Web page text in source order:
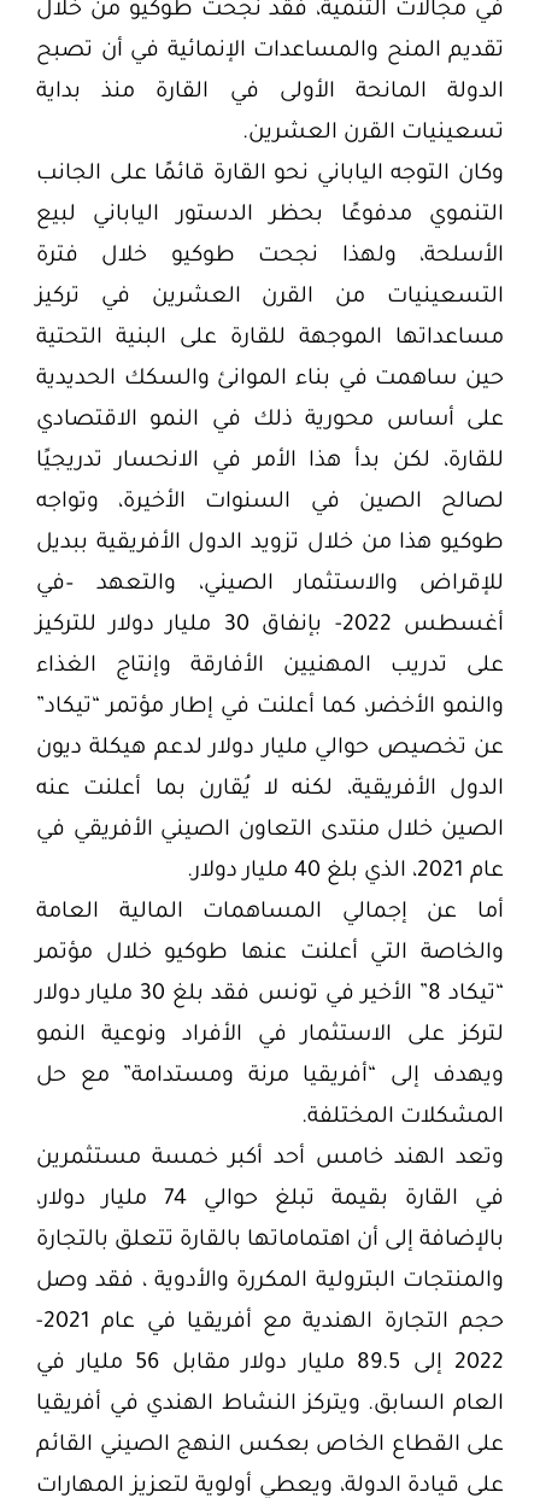
في مجالات التنمية، فقد نجحت طوكيو من خلال
تقديم المنح والمساعدات الإنمائية في أن تصبح
الدولة المانحة الأولى في القارة منذ بداية
تسعينيات القرن العشرين.
وكان التوجه الياباني نحو القارة قائمًا على الجانب
التنموي مدفوعًا بحظر الدستور الياباني لبيع
الأسلحة، ولهذا نجحت طوكيو خلال فترة
التسعينيات من القرن العشرين في تركيز
مساعداتها الموجهة للقارة على البنية التحتية
حين ساهمت في بناء الموانئ والسكك الحديدية
على أساس محورية ذلك في النمو الاقتصادي
للقارة، لكن بدأ هذا الأمر في الانحسار تدريجيًا
لصالح الصين في السنوات الأخيرة، وتواجه
طوكيو هذا من خلال تزويد الدول الأفريقية ببديل
للإقراض والاستثمار الصيني، والتعهد –في
أغسطس 2022- بإنفاق 30 مليار دولار للتركيز
على تدريب المهنيين الأفارقة وإنتاج الغذاء
والنمو الأخضر، كما أعلنت في إطار مؤتمر “تيكاد”
عن تخصيص حوالي مليار دولار لدعم هيكلة ديون
الدول الأفريقية، لكنه لا يُقارن بما أعلنت عنه
الصين خلال منتدى التعاون الصيني الأفريقي في
عام 2021، الذي بلغ 40 مليار دولار.
أما عن إجمالي المساهمات المالية العامة
والخاصة التي أعلنت عنها طوكيو خلال مؤتمر
“تيكاد 8” الأخير في تونس فقد بلغ 30 مليار دولار
لتركز على الاستثمار في الأفراد ونوعية النمو
ويهدف إلى “أفريقيا مرنة ومستدامة” مع حل
المشكلات المختلفة.
وتعد الهند خامس أحد أكبر خمسة مستثمرين
في القارة بقيمة تبلغ حوالي 74 مليار دولار،
بالإضافة إلى أن اهتماماتها بالقارة تتعلق بالتجارة
والمنتجات البترولية المكررة والأدوية ، فقد وصل
حجم التجارة الهندية مع أفريقيا في عام 2021-
2022 إلى 89.5 مليار دولار مقابل 56 مليار في
العام السابق. ويتركز النشاط الهندي في أفريقيا
على القطاع الخاص بعكس النهج الصيني القائم
على قيادة الدولة، ويعطي أولوية لتعزيز المهارات